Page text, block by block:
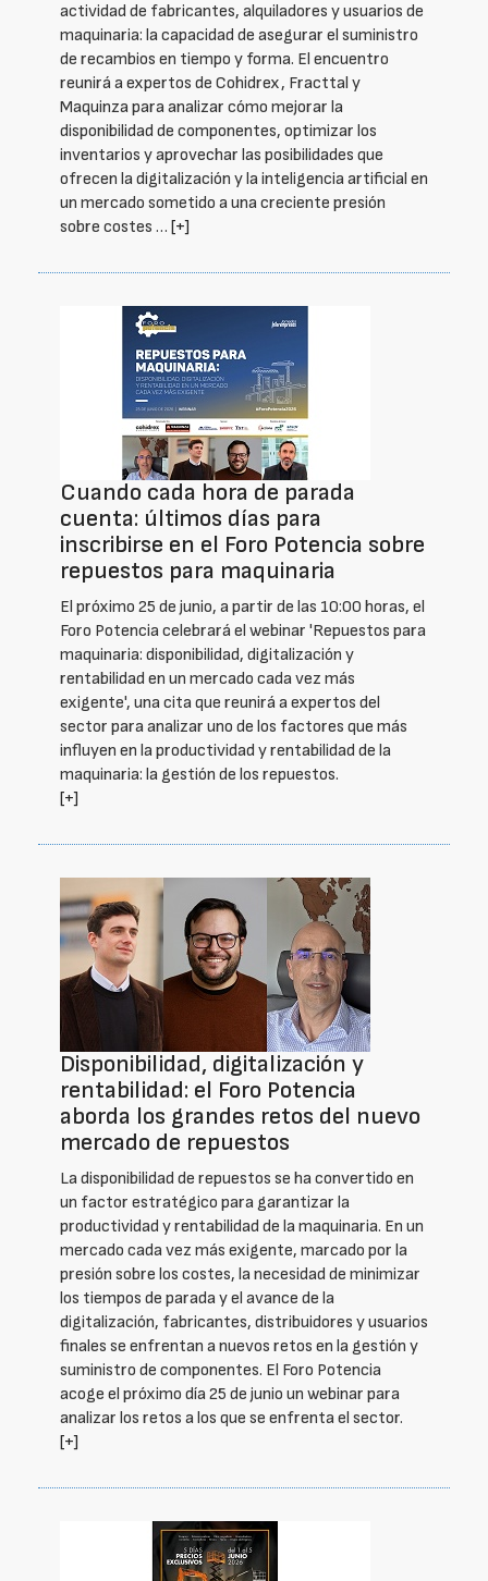
actividad de fabricantes, alquiladores y usuarios de
maquinaria: la capacidad de asegurar el suministro
de recambios en tiempo y forma. El encuentro
reunirá a expertos de Cohidrex, Fracttal y
Maquinza para analizar cómo mejorar la
disponibilidad de componentes, optimizar los
inventarios y aprovechar las posibilidades que
ofrecen la digitalización y la inteligencia artificial en
un mercado sometido a una creciente presión
sobre costes … [+]
Cuando cada hora de parada
cuenta: últimos días para
inscribirse en el Foro Potencia sobre
repuestos para maquinaria
El próximo 25 de junio, a partir de las 10:00 horas, el
Foro Potencia celebrará el webinar 'Repuestos para
maquinaria: disponibilidad, digitalización y
rentabilidad en un mercado cada vez más
exigente', una cita que reunirá a expertos del
sector para analizar uno de los factores que más
influyen en la productividad y rentabilidad de la
maquinaria: la gestión de los repuestos.
[+]
Disponibilidad, digitalización y
rentabilidad: el Foro Potencia
aborda los grandes retos del nuevo
mercado de repuestos
La disponibilidad de repuestos se ha convertido en
un factor estratégico para garantizar la
productividad y rentabilidad de la maquinaria. En un
mercado cada vez más exigente, marcado por la
presión sobre los costes, la necesidad de minimizar
los tiempos de parada y el avance de la
digitalización, fabricantes, distribuidores y usuarios
finales se enfrentan a nuevos retos en la gestión y
suministro de componentes. El Foro Potencia
acoge el próximo día 25 de junio un webinar para
analizar los retos a los que se enfrenta el sector.
[+]